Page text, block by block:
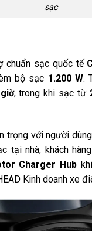
sạc
chuẩn sạc quốc tế
bộ sạc 1.200 W.
, trong khi sạc từ
trọng với người
tại nhà, khách
Charger Hub
Kinh doanh xe